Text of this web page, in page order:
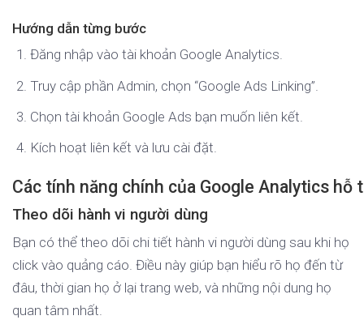
Hướng dẫn từng bước
Đăng nhập vào tài khoản Google Analytics.
Truy cập phần Admin, chọn “Google Ads Linking”.
Chọn tài khoản Google Ads bạn muốn liên kết.
Kích hoạt liên kết và lưu cài đặt.
Các tính năng chính của Google Analytics hỗ
Theo dõi hành vi người dùng
Bạn có thể theo dõi chi tiết hành vi người dùng sau khi họ
click vào quảng cáo. Điều này giúp bạn hiểu rõ họ đến từ
đâu, thời gian họ ở lại trang web, và những nội dung họ
quan tâm nhất.